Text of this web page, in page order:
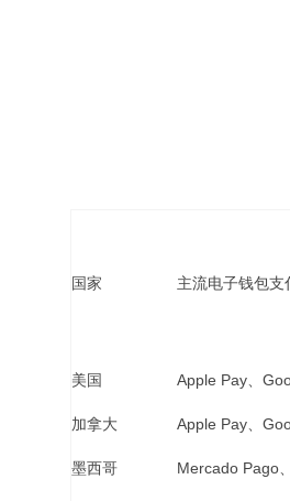
国家 主流电子钱包支
美国 Apple Pay、
加拿大 Apple Pay、
墨西哥 Mercado Pago